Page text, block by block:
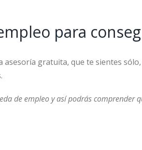
para
gratuita, que te sientes
de empleo y así podrás comprender